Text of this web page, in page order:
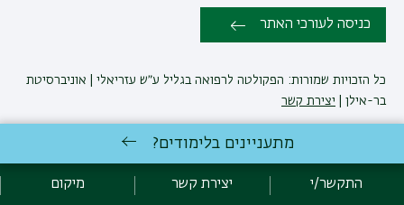
כניסה לעורכי האתר
כל הזכויות שמורות: הפקולטה לרפואה בגליל ע״ש עזריאלי | אוניברסיטת
בר-אילן | יצירת קשר
אגף תקשוב, אוניברסיטת בר-אילן
מדיניות פרטיות
מתעניינים בלימודים?
התקשר/י יצירת קשר מיקום